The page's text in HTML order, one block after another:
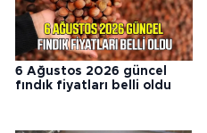
6 Ağustos 2026 güncel
fındık fiyatları belli oldu